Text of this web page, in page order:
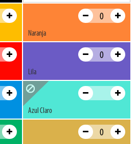
Naranja
Lila
Azul Claro